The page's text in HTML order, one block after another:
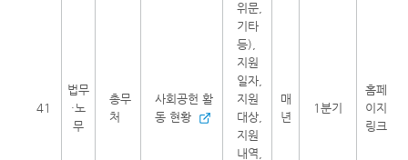
41
법무
·노
무
총무
처
사회공헌 활
동 현황
위문,
기타
등),
지원
일자,
지원
대상,
지원
내역,
매
년
1분기
홈페
이지
링크